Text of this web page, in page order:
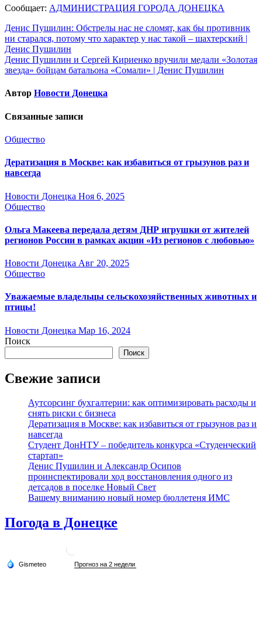
Сообщает: АДМИНИСТРАЦИЯ ГОРОДА ДОНЕЦКА
Навигация
по
записям
Денис Пушилин: Обстрелы нас не сломят, как бы противник
ни старался, потому что характер у нас такой – шахтерский |
Денис Пушилин
Денис Пушилин и Сергей Кириенко вручили медали «Золотая
звезда» бойцам батальона «Сомали» | Денис Пушилин
Автор Новости Донецка
Связанные записи
Общество
Дератизация в Москве: как избавиться от грызунов раз и
навсегда
Новости Донецка Ноя 6, 2025
Общество
Ольга Макеева передала детям ДНР игрушки от жителей
регионов России в рамках акции «Из регионов с любовью»
Новости Донецка Авг 20, 2025
Общество
Уважаемые владельцы сельскохозяйственных животных и
птицы!
Новости Донецка Мар 16, 2024
Поиск
Поиск
Свежие записи
Аутсорсинг бухгалтерии: как оптимизировать расходы и
снять риски с бизнеса
Дератизация в Москве: как избавиться от грызунов раз и
навсегда
Студент ДонНТУ – победитель конкурса «Студенческий
стартап»
Денис Пушилин и Александр Осипов
проинспектировали ход восстановления одного из
детсадов в поселке Новый Свет
Вашему вниманию новый номер бюллетеня ИМС
Погода в Донецке